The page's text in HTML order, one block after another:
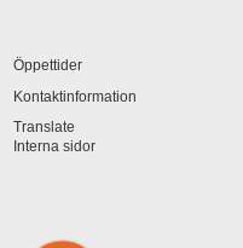
Öppettider
Kontaktinformation
Translate
Interna sidor